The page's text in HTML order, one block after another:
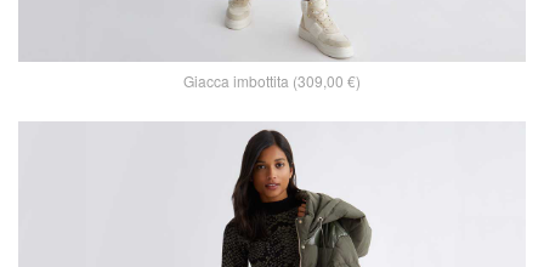
Giacca imbottita (309,00 €)